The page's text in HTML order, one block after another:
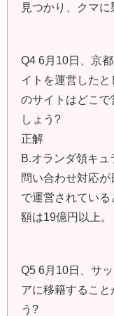
見つかり、クマに
Q4 6月10日、京
イトを運営したと
のサイトはどこ
しょう?
正解
B.オランダ領キュ
問い合わせ対応
で運営されてい
額は19億円以上。
Q5 6月10日、サ
アに移籍すること
う?